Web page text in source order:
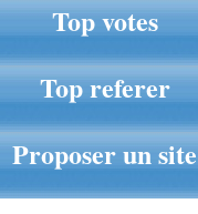
Top votes
Top referer
Proposer un site